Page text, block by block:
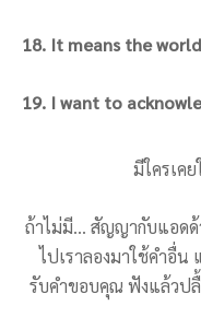
18. It means the
19. I want to
มีใครเค
ถ้าไม่มี… สัญญากับแอดด้
ไปเราลองมาใช้คำอื่น
รับคำขอบคุณ ฟังแล้วป